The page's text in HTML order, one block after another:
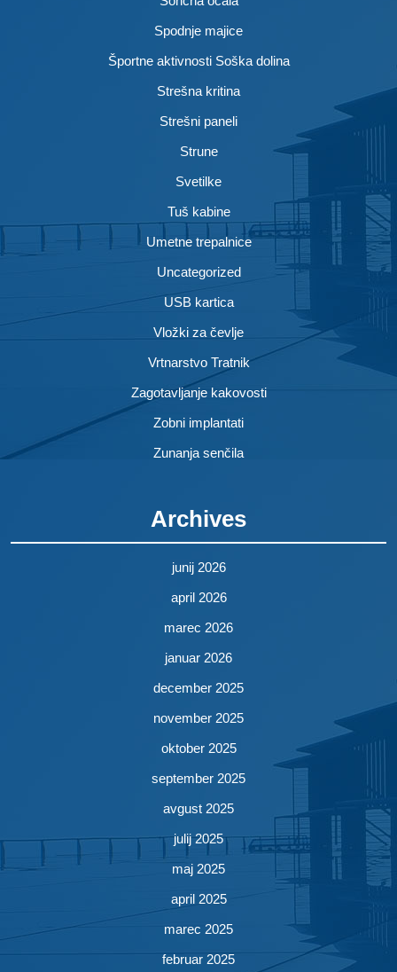
Spodnje majice
Športne aktivnosti Soška dolina
Strešna kritina
Strešni paneli
Strune
Svetilke
Tuš kabine
Umetne trepalnice
Uncategorized
USB kartica
Vložki za čevlje
Vrtnarstvo Tratnik
Zagotavljanje kakovosti
Zobni implantati
Zunanja senčila
Archives
junij 2026
april 2026
marec 2026
januar 2026
december 2025
november 2025
oktober 2025
september 2025
avgust 2025
julij 2025
maj 2025
april 2025
marec 2025
februar 2025